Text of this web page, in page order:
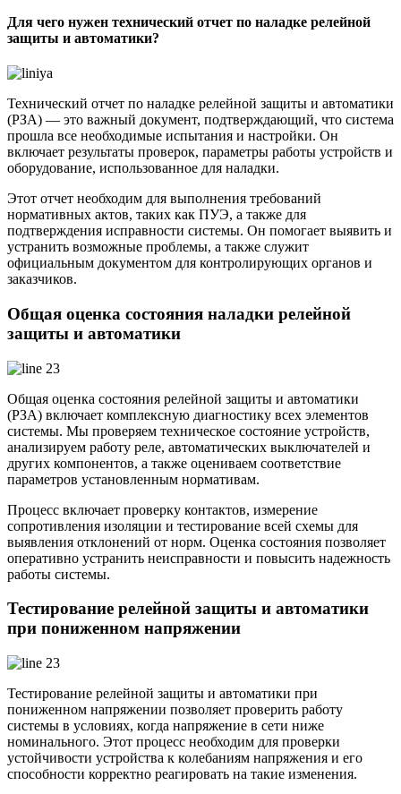
Для чего нужен технический отчет по наладке релейной
защиты и автоматики?
Технический отчет по наладке релейной защиты и автоматики
(РЗА) — это важный документ, подтверждающий, что система
прошла все необходимые испытания и настройки. Он
включает результаты проверок, параметры работы устройств и
оборудование, использованное для наладки.
Этот отчет необходим для выполнения требований
нормативных актов, таких как ПУЭ, а также для
подтверждения исправности системы. Он помогает выявить и
устранить возможные проблемы, а также служит
официальным документом для контролирующих органов и
заказчиков.
Общая оценка состояния наладки релейной
защиты и автоматики
Общая оценка состояния релейной защиты и автоматики
(РЗА) включает комплексную диагностику всех элементов
системы. Мы проверяем техническое состояние устройств,
анализируем работу реле, автоматических выключателей и
других компонентов, а также оцениваем соответствие
параметров установленным нормативам.
Процесс включает проверку контактов, измерение
сопротивления изоляции и тестирование всей схемы для
выявления отклонений от норм. Оценка состояния позволяет
оперативно устранить неисправности и повысить надежность
работы системы.
Тестирование релейной защиты и автоматики
при пониженном напряжении
Тестирование релейной защиты и автоматики при
пониженном напряжении позволяет проверить работу
системы в условиях, когда напряжение в сети ниже
номинального. Этот процесс необходим для проверки
устойчивости устройства к колебаниям напряжения и его
способности корректно реагировать на такие изменения.